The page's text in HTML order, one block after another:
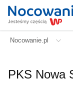
Nocowanie.pl
PKS Nowa